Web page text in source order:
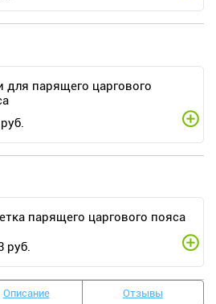
для парящего царгового
руб.
парящего царгового пояса
руб.
Описание Отзывы